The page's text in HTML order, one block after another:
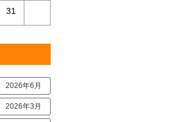
31
2026年6月
2026年3月